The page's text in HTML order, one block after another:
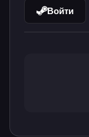
Войти